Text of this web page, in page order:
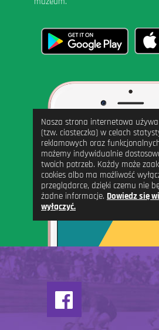
Nasza strona internetowa
(tzw. ciasteczka) w celach
reklamowych oraz
możemy indywidualnie
twoich potrzeb. Każdy może
cookies albo ma możliwość
przeglądarce, dzięki czemu nie
żadne informacje. Dowiedz się
wyłączyć.